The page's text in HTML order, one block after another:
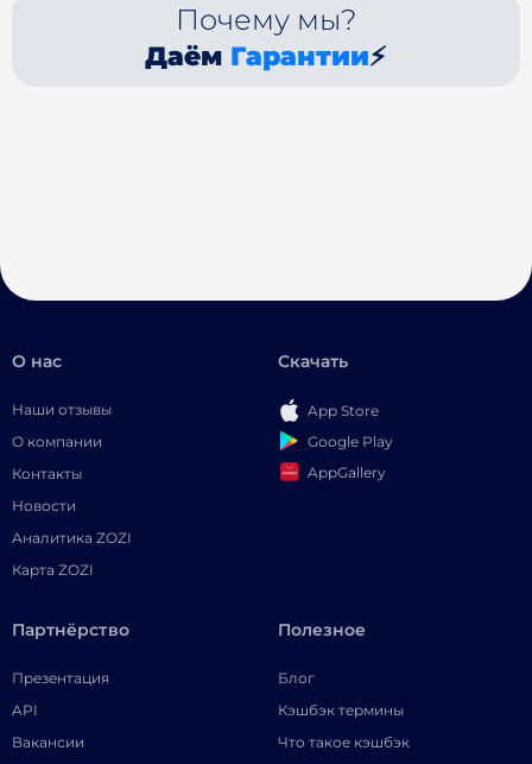
Почему мы?
Даём Гарантии⚡
О нас
Наши отзывы
О компании
Контакты
Новости
Аналитика ZOZI
Карта ZOZI
Скачать
App Store
Google Play
AppGallery
Партнёрство
Презентация
API
Вакансии
Полезное
Блог
Кэшбэк термины
Что такое кэшбэк